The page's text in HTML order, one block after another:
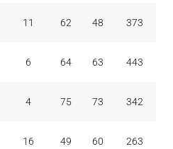
11 62 48 373
6 64 63 443
4 75 73 342
16 49 60 263